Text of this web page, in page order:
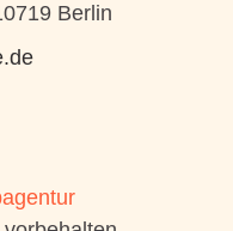
Berlin